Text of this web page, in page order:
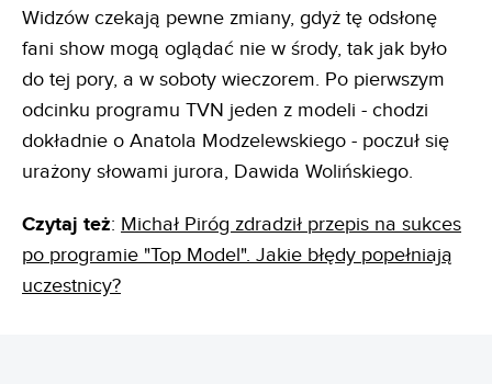
Widzów czekają pewne zmiany, gdyż tę odsłonę
fani show mogą oglądać nie w środy, tak jak było
do tej pory, a w soboty wieczorem. Po pierwszym
odcinku programu TVN jeden z modeli - chodzi
dokładnie o Anatola Modzelewskiego - poczuł się
urażony słowami jurora, Dawida Wolińskiego.
Czytaj też: Michał Piróg zdradził przepis na sukces
po programie "Top Model". Jakie błędy popełniają
uczestnicy?